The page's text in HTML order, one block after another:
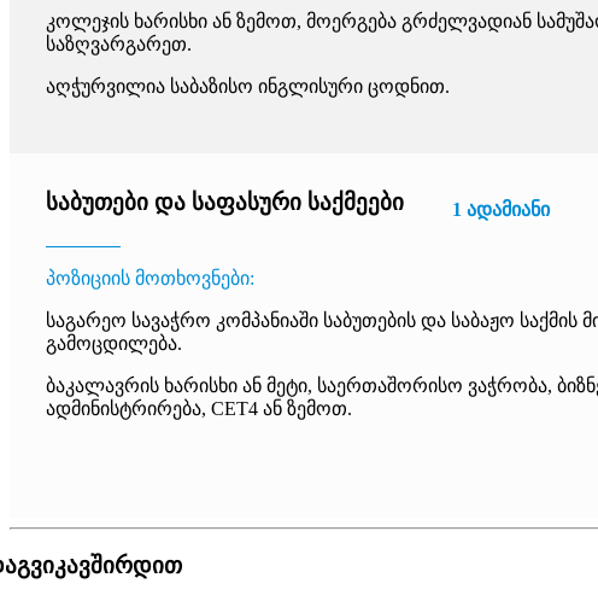
კოლეჯის ხარისხი ან ზემოთ, მოერგება გრძელვადიან
საზღვარგარეთ.
აღჭურვილია საბაზისო ინგლისური ცოდნით.
საბუთები და საფასური საქმეები 1 ადამიანი
პოზიციის მოთხოვნები:
საგარეო სავაჭრო კომპანიაში საბუთების და საბაჟო საქმის
გამოცდილება.
ბაკალავრის ხარისხი ან მეტი, საერთაშორისო ვაჭრობა,
ადმინისტრირება, CET4 ან ზემოთ.